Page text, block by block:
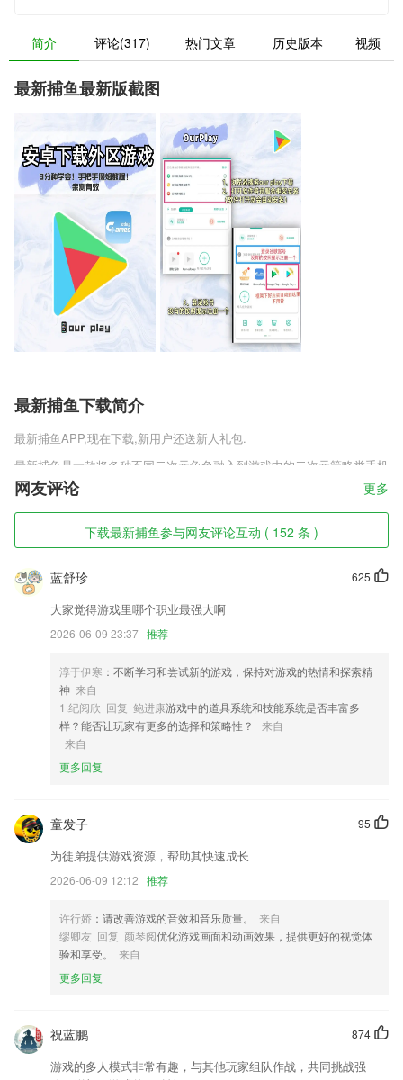
简介 评论(317) 热门文章 历史版本 视频
最新捕鱼最新版截图
最新捕鱼下载简介
最新捕鱼APP,现在下载,新用户还送新人礼包.
最新捕鱼是一款将各种不同二次元角色融入到游戏中的二次元策略类手机
游戏，这里有着各种不同的美少女任你自由的选择。通过各种不同的live
2D来感受各种不同的趣味玩法，利用这些角色能够更好的让玩家体验各
种不同的趣味，同时还有更多不同的冒险等你来体验。
最新捕鱼软件特色
1,*平台上好有一对一的专业学习辅导，在这就可以轻松的学习和掌握重
点；
输到监控中心和技术人员手机。
4,专业训练错题，推进记忆力
5,腾讯，新浪微博，QQ，微信，豆阴，快手等移动好友可以随时交流和
共享平台。
6,面诊管理：医生可自主开通面诊服务，管理面诊地点，发布号源排班，
最新捕鱼软件优势
1.所有的视频都有难易程度划分，用户可以根据自己的学习进度选择；
2.我们今天的少先队员是新时代的未来和希望，实现民族的伟大复兴的接
力棒将传到我们这一代少先队员手中。
3.个人学习不受客观条件限制，自由度大。在场地、时间等条件不好时可
以自学，适应性更好，2265职工可以自己随机应变灵活安排学习活动，
解决了学习与工作争时间、争精力的矛盾。
4.每天15分钟，听说测练记得牢。
去进行更好的服务。
6.与领域专家合作，打造精品课程，选课，整合内容和精品课程资源。
网友评论 更多
下载最新捕鱼参与网友评论互动 ( 152 条 )
625
蓝舒珍
大家觉得游戏里哪个职业最强大啊
2026-06-09 23:37 推荐
淳于伊寒 ：不断学习和尝试新的游戏，保持对游戏的热情和探索精
神 来自
1.纪阅欣 回复 鲍进康游戏中的道具系统和技能系统是否丰富多
样？能否让玩家有更多的选择和策略性？
来自
来自
更多回复
95
童发子
为徒弟提供游戏资源，帮助其快速成长
2026-06-09 12:12 推荐
许行娇 ：请改善游戏的音效和音乐质量。
来自
缪卿友 回复 颜琴阅优化游戏画面和动画效果，提供更好的视觉体
验和享受。
来自
更多回复
874
祝蓝鹏
游戏的多人模式非常有趣，与其他玩家组队作战，共同挑战强